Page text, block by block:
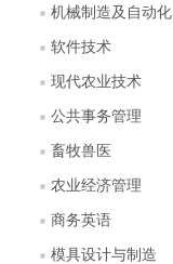
机械制造及自动化
软件技术
现代农业技术
公共事务管理
畜牧兽医
农业经济管理
商务英语
模具设计与制造